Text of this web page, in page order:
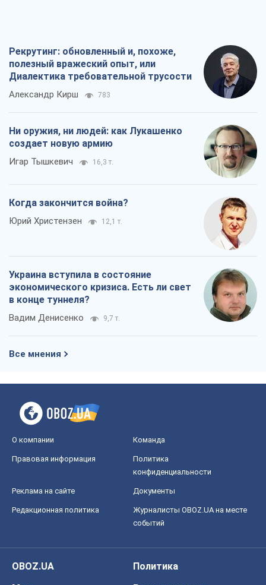
Рекрутинг: обновленный и, похоже,
полезный вражеский опыт, или
Диалектика требовательной трусости
Александр Кирш 783
Ни оружия, ни людей: как Лукашенко
создает новую армию
Игар Тышкевич 16,3 т.
Когда закончится война?
Юрий Христензен 12,1 т.
Украина вступила в состояние
экономического кризиса. Есть ли свет
в конце туннеля?
Вадим Денисенко 9,7 т.
Все мнения
О компании Команда
Правовая информация
Политика
конфиденциальности
Реклама на сайте Документы
Редакционная политика
Журналисты OBOZ.UA на месте
событий
OBOZ.UA
Политика